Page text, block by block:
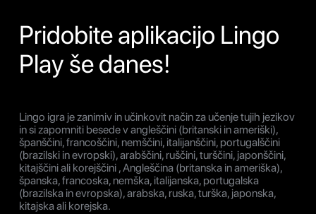
Pridobite aplikacijo Lingo
Play še danes!
Lingo igra je zanimiv in učinkovit način za učenje tujih jezikov
in si zapomniti besede v angleščini (britanski in ameriški),
španščini, francoščini, nemščini, italijanščini, portugalščini
(brazilski in evropski), arabščini, ruščini, turščini, japonščini,
kitajščini ali korejščini , Angleščina (britanska in ameriška),
španska, francoska, nemška, italijanska, portugalska
(brazilska in evropska), arabska, ruska, turška, japonska,
kitajska ali korejska.